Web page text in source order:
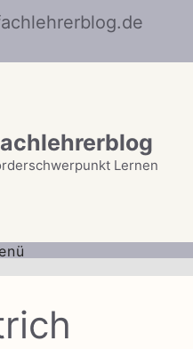
Lernen